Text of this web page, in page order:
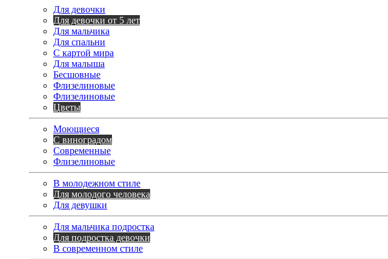
Для девочки
Для девочки от 5 лет
Для мальчика
Для спальни
С картой мира
Для малыша
Бесшовные
Флизелиновые
Флизелиновые
Цветы
Моющиеся
С виноградом
Современные
Флизелиновые
В молодежном стиле
Для молодого человека
Для девушки
Для мальчика подростка
Для подростка девочки
В современном стиле